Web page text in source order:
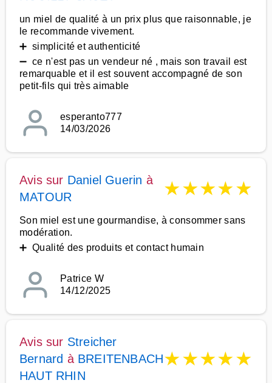
un miel de qualité à un prix plus que raisonnable, je
le recommande vivement.
➕ simplicité et authenticité
➖ ce n'est pas un vendeur né , mais son travail est
remarquable et il est souvent accompagné de son
petit-fils qui très aimable
esperanto777
14/03/2026
Avis sur Daniel Guerin à
MATOUR
★★★★★
Son miel est une gourmandise, à consommer sans
modération.
➕ Qualité des produits et contact humain
Patrice W
14/12/2025
Avis sur Streicher
Bernard à BREITENBACH
HAUT RHIN
★★★★★